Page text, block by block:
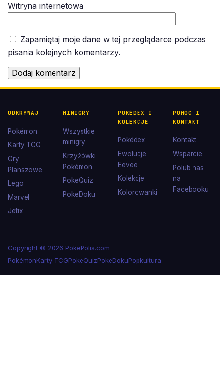
Witryna internetowa
Zapamiętaj moje dane w tej przeglądarce podczas
pisania kolejnych komentarzy.
ODKRYWAJ
Pokémon
Karty TCG
Gry
Planszowe
Lego
Marvel
Jetix
MINIGRY
Wszystkie
minigry
Krzyżówki
Pokémon
PokeQuiz
PokeDoku
POKÉDEX I
KOLEKCJE
Pokédex
Ewolucje
Eevee
Kolekcje
Kolorowanki
POMOC I
KONTAKT
Kontakt
Wsparcie
Polub nas
na
Facebooku
Copyright © 2026 PokePolis.com
PokémonKarty TCGPokeQuizPokeDokuPopkultura